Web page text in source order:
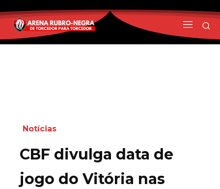
Notícias
CBF divulga data de
jogo do Vitória nas